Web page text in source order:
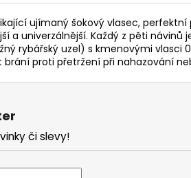
vynikající ujímaný šokový vlasec,
a univerzálnější. Každý z pěti
rybářský uzel) s kmenovými vlasci
brání proti přetržení při nahazování
či slevy!